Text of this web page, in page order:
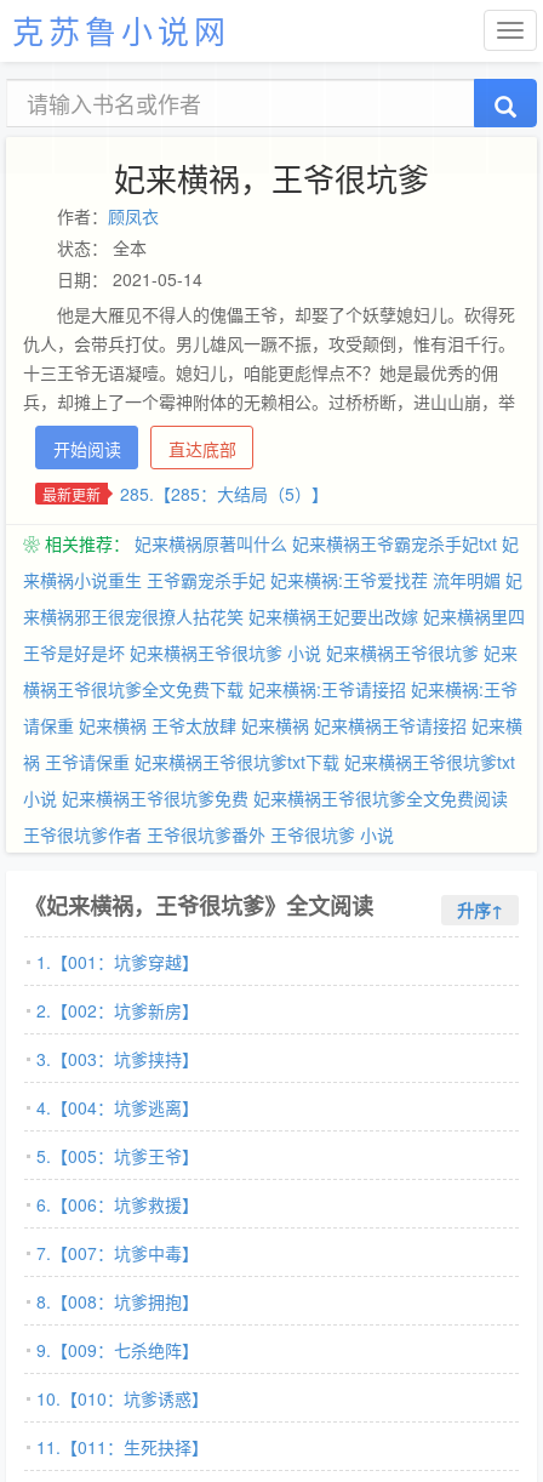
克苏鲁小说网
妃来横祸，王爷很坑爹
作者： 顾凤衣
状态： 全本
日期： 2021-05-14
他是大雁见不得人的傀儡王爷，却娶了个妖孽媳妇儿。砍得死
仇人，会带兵打仗。男儿雄风一蹶不振，攻受颠倒，惟有泪千行。
十三王爷无语凝噎。媳妇儿，咱能更彪悍点不？她是最优秀的佣
兵，却摊上了一个霉神附体的无赖相公。过桥桥断，进山山崩，举
国追杀，走路掉坑。万里逃亡腥风血雨，巾帼红妆，无处话凄凉。
十三王妃仰天长叹。王爷，咱能更坑爹点儿不？雁国内乱，她与他
生死与共，踏过烽烟一统九州。经年后，他坐拥江山俯瞰京师，却
“媳妇儿，你快回来，没有你朕承受不来！”贴身暗卫满脸黑线，现
身回答。“陛下，娘娘说了，若您再装傻充愣当甩手皇帝，她就送
您一顶绿帽炸了您的都城！”
开始阅读 直达底部
最新更新 285.【285：大结局（5）】
❀ 相关推荐： 妃来横祸原著叫什么 妃来横祸王爷霸宠杀手妃txt 妃
来横祸小说重生 王爷霸宠杀手妃 妃来横祸:王爷爱找茬 流年明媚 妃
来横祸邪王很宠很撩人拈花笑 妃来横祸王妃要出改嫁 妃来横祸里四
王爷是好是坏 妃来横祸王爷很坑爹 小说 妃来横祸王爷很坑爹 妃来
横祸王爷很坑爹全文免费下载 妃来横祸:王爷请接招 妃来横祸:王爷
请保重 妃来横祸 王爷太放肆 妃来横祸 妃来横祸王爷请接招 妃来横
祸 王爷请保重 妃来横祸王爷很坑爹txt下载 妃来横祸王爷很坑爹txt
小说 妃来横祸王爷很坑爹免费 妃来横祸王爷很坑爹全文免费阅读
王爷很坑爹作者 王爷很坑爹番外 王爷很坑爹 小说
《妃来横祸，王爷很坑爹》全文阅读 升序↑
1.【001：坑爹穿越】
2.【002：坑爹新房】
3.【003：坑爹挟持】
4.【004：坑爹逃离】
5.【005：坑爹王爷】
6.【006：坑爹救援】
7.【007：坑爹中毒】
8.【008：坑爹拥抱】
9.【009：七杀绝阵】
10.【010：坑爹诱惑】
11.【011：生死抉择】